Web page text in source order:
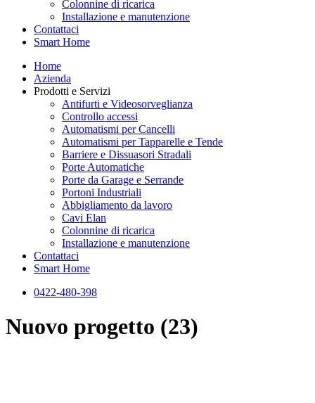
Colonnine di ricarica
Installazione e manutenzione
Contattaci
Smart Home
Home
Azienda
Prodotti e Servizi
Antifurti e Videosorveglianza
Controllo accessi
Automatismi per Cancelli
Automatismi per Tapparelle e Tende
Barriere e Dissuasori Stradali
Porte Automatiche
Porte da Garage e Serrande
Portoni Industriali
Abbigliamento da lavoro
Cavi Elan
Colonnine di ricarica
Installazione e manutenzione
Contattaci
Smart Home
0422-480-398
Nuovo progetto (23)